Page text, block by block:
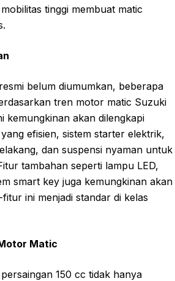
tinggi membuat matic
belum diumumkan, beberapa
tren motor matic Suzuki
kemungkinan akan dilengkapi
efisien, sistem starter elektrik,
dan suspensi nyaman untuk
tambahan seperti lampu LED,
smart key juga kemungkinan akan
ini menjadi standar di kelas
Matic
150 cc tidak hanya